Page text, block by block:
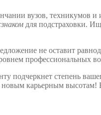
вузов, техникумов и
для подстраховки.
не оставит
профессиональных
подчеркнет степень
карьерным высотам!